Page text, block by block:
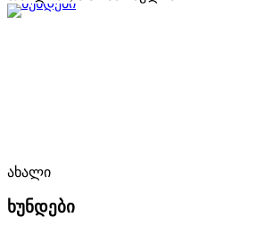
ახალი
ხუნდები